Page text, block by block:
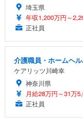
埼玉県
年収1,200万円～
正社員
介護職員・ホームヘ
ケアリッツ川崎幸
神奈川県
月給28万円～31万
正社員